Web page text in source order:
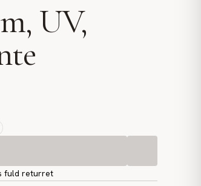
UV,
fuld returret